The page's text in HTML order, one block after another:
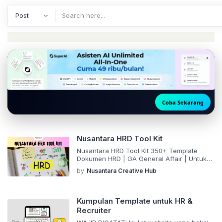
Coba Sekarang
Nusantara HRD Tool Kit
Nusantara HRD Tool Kit 350+ Template
Dokumen HRD | GA General Affair | Untuk
Siap Pakai | Penilaian Karyawan Check Live
HRD | GA General Affair | Untuk Bisnis dan
Perusahaan | Terlengkap dan Siap Pakai |
Penilaian Karyawan Yang […]
by Nusantara Creative Hub
Kumpulan Template untuk HR &
Recruiter